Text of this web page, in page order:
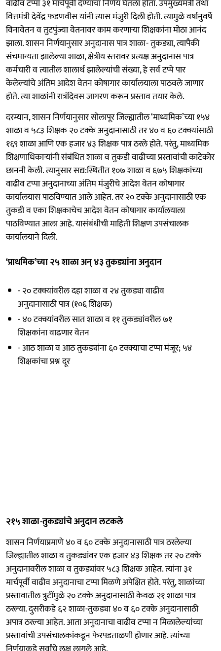
वाढीव टप्पा ३१ मार्चपूर्वी देण्याचा निर्णय घेतला होता. उपमुख्यमंत्री तथा
वित्तमंत्री देवेंद्र फडणवीस यांनी त्यास मंजुरी दिली होती. त्यामुळे वर्षानुवर्षे
विनावेतन व तुटपुंज्या वेतनावर काम करणाऱ्या शिक्षकांना मोठा आनंद
झाला. शासन निर्णयानुसार अनुदानास पात्र शाळा- तुकड्या, त्यापैकी
संचमान्यता झालेल्या शाळा, क्षेत्रीय स्तरावर प्रत्यक्ष अनुदानास पात्र
कर्मचारी व त्यातील शालार्थ झालेल्यांची संख्या, हे सर्व टप्पे पार
केलेल्यांचे अंतिम आदेश वेतन कोषागार कार्यालयाला पाठवले जाणार
होते. त्या शाळांनी रात्रंदिवस जागरण करून प्रस्ताव तयार केले.
दरम्यान, शासन निर्णयानुसार सोलापूर जिल्ह्यातील ‘माध्यमिक’च्या १५४
शाळा व ५८३ शिक्षक २० टक्के अनुदानासाठी तर ४० व ६० टक्क्यांसाठी
१६९ शाळा आणि एक हजार ४३ शिक्षक पात्र ठरले होते. परंतु, माध्यमिक
शिक्षणाधिकाऱ्यांनी संबंधित शाळा व तुकडी वाढीच्या प्रस्तावांची काटेकोर
छाननी केली. त्यानुसार सद्य:स्थितीत १०७ शाळा व ६७५ शिक्षकांच्या
वाढीव टप्पा अनुदानाच्या अंतिम मंजुरीचे आदेश वेतन कोषागार
कार्यालयास पाठविण्यात आले आहेत. तर २० टक्के अनुदानासाठी एक
तुकडी व एका शिक्षकाचेच आदेश वेतन कोषागार कार्यालयाला
पाठविण्यात आला आहे. यासंबंधीची माहिती शिक्षण उपसंचालक
कार्यालयाने दिली.
‘प्राथमिक’च्या २५ शाळा अन्‌ ४३ तुकड्यांना अनुदान
- २० टक्क्यांवरील दहा शाळा व २४ तुकड्या वाढीव
अनुदानासाठी पात्र (१०६ शिक्षक)
- ४० टक्क्यांवरील सात शाळा व ११ तुकड्यांवरील ७१
शिक्षकांना वाढणार वेतन
- आठ शाळा व आठ तुकड्यांना ६० टक्क्याचा टप्पा मंजूर; ५४
शिक्षकांचा प्रश्न दूर
२१५ शाळा-तुकड्यांचे अनुदान लटकले
शासन निर्णयाप्रमाणे ४० व ६० टक्के अनुदानासाठी पात्र ठरलेल्या
जिल्ह्यातील शाळा व तुकड्यांवर एक हजार ४३ शिक्षक तर २० टक्के
अनुदानावरील शाळा व तुकड्यांवर ५८३ शिक्षक आहेत. त्यांना ३१
मार्चपूर्वी वाढीव अनुदानाचा टप्पा मिळणे अपेक्षित होते. परंतु, शाळांच्या
प्रस्तावातील त्रुटींमुळे २० टक्के अनुदानासाठी केवळ २१ शाळा पात्र
ठरल्या. दुसरीकडे ६२ शाळा-तुकड्या ४० व ६० टक्के अनुदानासाठी
अपात्र ठरल्या आहेत. आता अनुदानाचा वाढीव टप्पा न मिळालेल्यांच्या
प्रस्तावांची उपसंचालकांकडून फेरपडताळणी होणार आहे. त्यांच्या